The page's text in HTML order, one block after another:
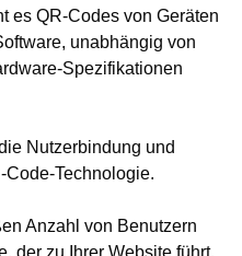
es QR-Codes von Geräten
unabhängig von
Spezifikationen
Nutzerbindung und
Code-Technologie.
Anzahl von Benutzern
der zu Ihrer Website führt,